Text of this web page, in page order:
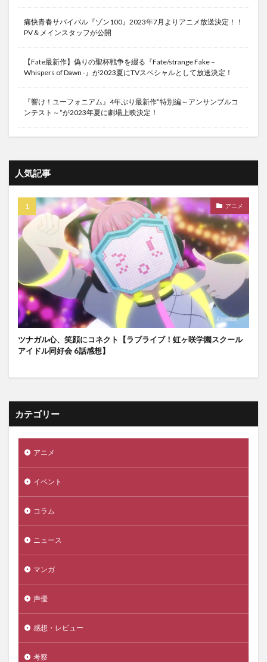
痛快青春サバイバル『ゾン100』2023年7月よりアニメ放送決定！！
PV＆メインスタッフが公開
【Fate最新作】偽りの聖杯戦争を綴る『Fate/strange Fake –
Whispers of Dawn -』が2023夏にTVスペシャルとして放送決定！
『響け！ユーフォニアム』4年ぶり最新作”特別編～アンサンブルコ
ンテスト～“が2023年夏に劇場上映決定！
人気記事
アニメ
ツナガル心、笑顔にコネクト【ラブライブ！虹ヶ咲学園スクール
アイドル同好会 6話感想】
カテゴリー
アニメ
イベント
コラム
ニュース
マンガ
声優
感想・レビュー
考察